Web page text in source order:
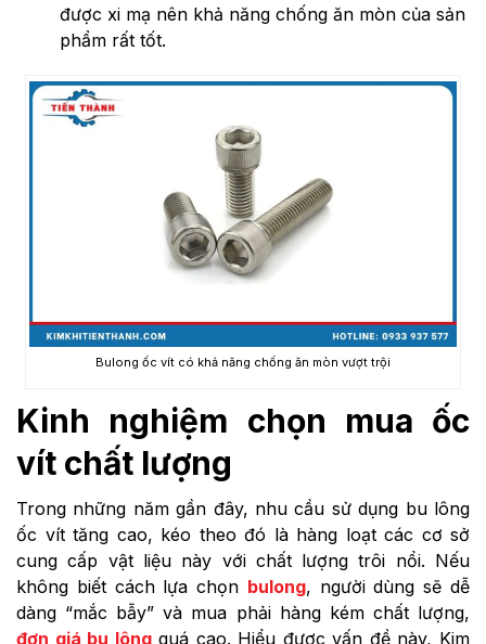
được xi mạ nên khả năng chống ăn mòn của sản
phẩm rất tốt.
Bulong ốc vít có khả năng chống ăn mòn vượt trội
Kinh nghiệm chọn mua ốc
vít chất lượng
Trong những năm gần đây, nhu cầu sử dụng bu lông
ốc vít tăng cao, kéo theo đó là hàng loạt các cơ sở
cung cấp vật liệu này với chất lượng trôi nổi. Nếu
không biết cách lựa chọn bulong, người dùng sẽ dễ
dàng “mắc bẫy” và mua phải hàng kém chất lượng,
đơn giá bu lôngquá cao. Hiểu được vấn đề này, Kim